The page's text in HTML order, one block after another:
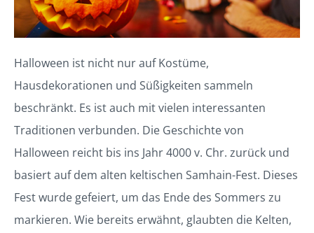
Halloween ist nicht nur auf Kostüme,
Hausdekorationen und Süßigkeiten sammeln
beschränkt. Es ist auch mit vielen interessanten
Traditionen verbunden. Die Geschichte von
Halloween reicht bis ins Jahr 4000 v. Chr. zurück und
basiert auf dem alten keltischen Samhain-Fest. Dieses
Fest wurde gefeiert, um das Ende des Sommers zu
markieren. Wie bereits erwähnt, glaubten die Kelten,